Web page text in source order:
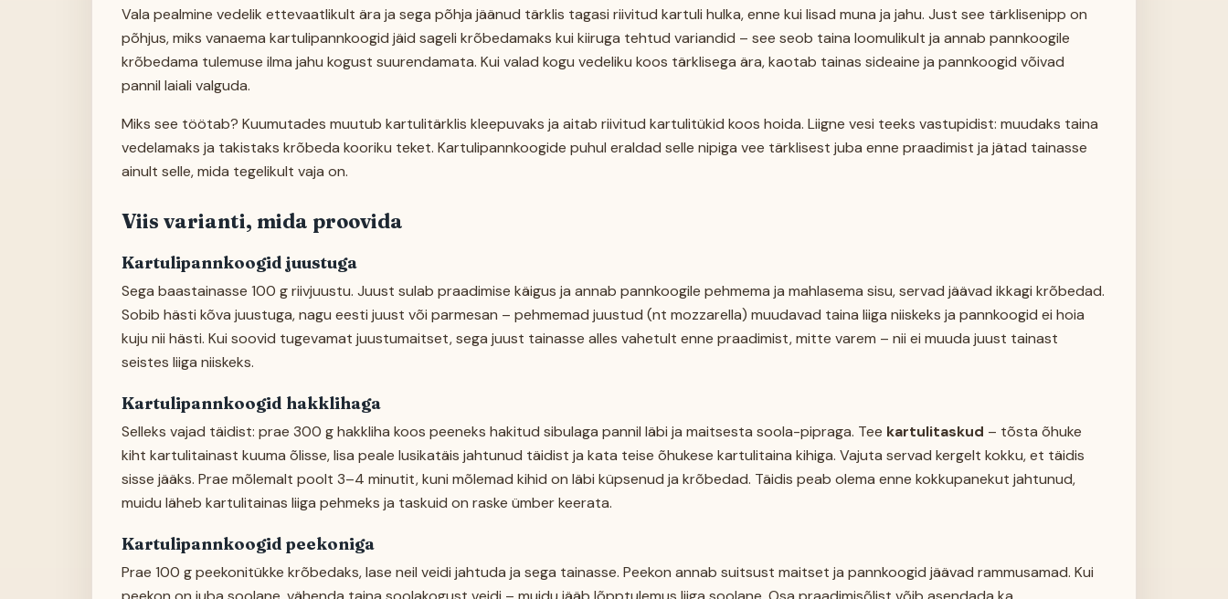
Vala pealmine vedelik ettevaatlikult ära ja sega põhja jäänud tärklis tagasi riivitud kartuli hulka, enne kui lisad muna ja jahu. Just see tärklisenipp on
põhjus, miks vanaema kartulipannkoogid jäid sageli krõbedamaks kui kiiruga tehtud variandid – see seob taina loomulikult ja annab pannkoogile
krõbedama tulemuse ilma jahu kogust suurendamata. Kui valad kogu vedeliku koos tärklisega ära, kaotab tainas sideaine ja pannkoogid võivad
pannil laiali valguda.
Miks see töötab? Kuumutades muutub kartulitärklis kleepuvaks ja aitab riivitud kartulitükid koos hoida. Liigne vesi teeks vastupidist: muudaks taina
vedelamaks ja takistaks krõbeda kooriku teket. Kartulipannkoogide puhul eraldad selle nipiga vee tärklisest juba enne praadimist ja jätad tainasse
ainult selle, mida tegelikult vaja on.
Viis varianti, mida proovida
Kartulipannkoogid juustuga
Sega baastainasse 100 g riivjuustu. Juust sulab praadimise käigus ja annab pannkoogile pehmema ja mahlasema sisu, servad jäävad ikkagi krõbedad.
Sobib hästi kõva juustuga, nagu eesti juust või parmesan – pehmemad juustud (nt mozzarella) muudavad taina liiga niiskeks ja pannkoogid ei hoia
kuju nii hästi. Kui soovid tugevamat juustumaitset, sega juust tainasse alles vahetult enne praadimist, mitte varem – nii ei muuda juust tainast
seistes liiga niiskeks.
Kartulipannkoogid hakklihaga
Selleks vajad täidist: prae 300 g hakkliha koos peeneks hakitud sibulaga pannil läbi ja maitsesta soola-pipraga. Tee kartulitaskud – tõsta õhuke
kiht kartulitainast kuuma õlisse, lisa peale lusikatäis jahtunud täidist ja kata teise õhukese kartulitaina kihiga. Vajuta servad kergelt kokku, et täidis
sisse jääks. Prae mõlemalt poolt 3–4 minutit, kuni mõlemad kihid on läbi küpsenud ja krõbedad. Täidis peab olema enne kokkupanekut jahtunud,
muidu läheb kartulitainas liiga pehmeks ja taskuid on raske ümber keerata.
Kartulipannkoogid peekoniga
Prae 100 g peekonitükke krõbedaks, lase neil veidi jahtuda ja sega tainasse. Peekon annab suitsust maitset ja pannkoogid jäävad rammusamad. Kui